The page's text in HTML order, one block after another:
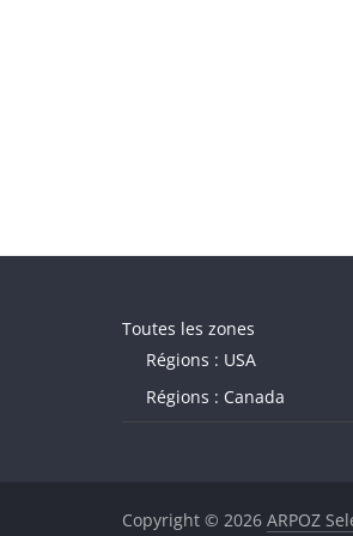
Toutes les zones
Régions : USA
Régions : Canada
Copyright © 2026 ARPOZ